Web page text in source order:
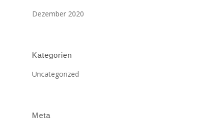
Dezember 2020
Kategorien
Uncategorized
Meta